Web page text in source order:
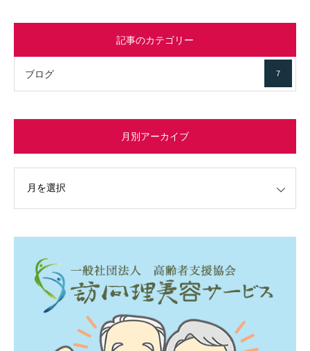
記事のカテゴリー
ブログ 7
月別アーカイブ